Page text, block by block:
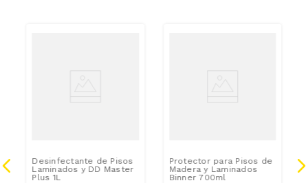
Desinfectante de Pisos
Laminados y DD Master
Plus 1L
Protector para Pisos de
Madera y Laminados
Binner 700ml